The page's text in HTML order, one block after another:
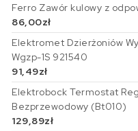
Ferro Zawór kulowy z
86,00zł
Elektromet Dzierżoniów
Wgzp-1S 921540
91,49zł
Elektrobock Termostat
Bezprzewodowy (Bt010)
129,89zł